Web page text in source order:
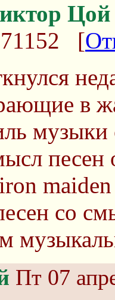
Цой
[
в
песен
со
Пт 07